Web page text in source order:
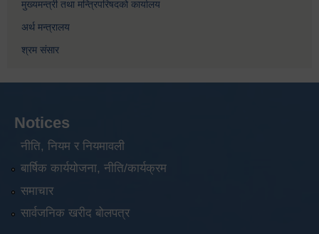
मुख्यमन्त्री तथा मन्त्रिपरिषदको कार्यालय
अर्थ मन्त्रालय
श्रम संसार
Notices
नीति, नियम र नियमावली
बार्षिक कार्ययोजना, नीति/कार्यक्रम
समाचार
सार्वजनिक खरीद बोलपत्र